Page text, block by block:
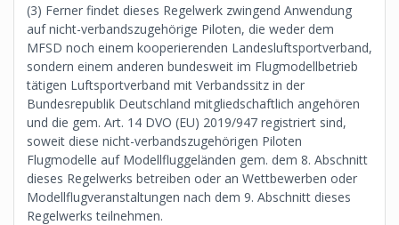
(3) Ferner findet dieses Regelwerk zwingend Anwendung
auf nicht-verbandszugehörige Piloten, die weder dem
MFSD noch einem kooperierenden Landesluftsportverband,
sondern einem anderen bundesweit im Flugmodellbetrieb
tätigen Luftsportverband mit Verbandssitz in der
Bundesrepublik Deutschland mitgliedschaftlich angehören
und die gem. Art. 14 DVO (EU) 2019/947 registriert sind,
soweit diese nicht-verbandszugehörigen Piloten
Flugmodelle auf Modellfluggeländen gem. dem 8. Abschnitt
dieses Regelwerks betreiben oder an Wettbewerben oder
Modellflugveranstaltungen nach dem 9. Abschnitt dieses
Regelwerks teilnehmen.